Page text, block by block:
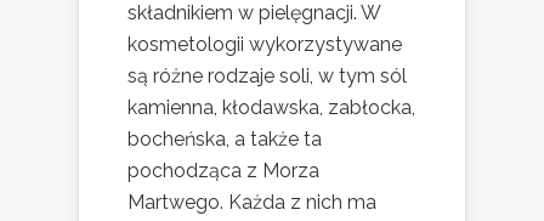
składnikiem w pielęgnacji. W
kosmetologii wykorzystywane
są różne rodzaje soli, w tym sól
kamienna, kłodawska, zabłocka,
bocheńska, a także ta
pochodząca z Morza
Martwego. Każda z nich ma